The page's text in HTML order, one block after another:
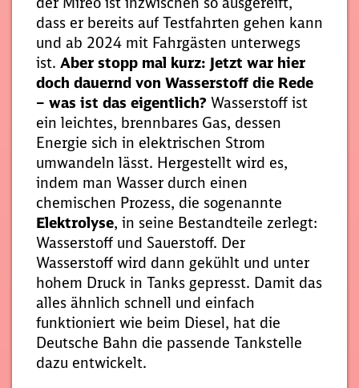
dass er bereits auf Testfahrten gehen kann
und ab 2024 mit Fahrgästen unterwegs
ist. Aber stopp mal kurz: Jetzt war hier
doch dauernd von Wasserstoff die Rede
– was ist das eigentlich? Wasserstoff ist
ein leichtes, brennbares Gas, dessen
Energie sich in elektrischen Strom
umwandeln lässt. Hergestellt wird es,
indem man Wasser durch einen
chemischen Prozess, die sogenannte
Elektrolyse, in seine Bestandteile zerlegt:
Wasserstoff und Sauerstoff. Der
Wasserstoff wird dann gekühlt und unter
hohem Druck in Tanks gepresst. Damit das
alles ähnlich schnell und einfach
funktioniert wie beim Diesel, hat die
Deutsche Bahn die passende Tankstelle
dazu entwickelt.